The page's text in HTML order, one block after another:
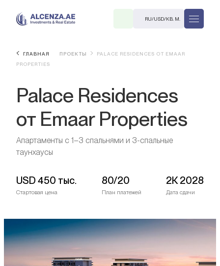
RU/USD/КВ. М.
ГЛАВНАЯ ПРОЕКТЫ
PALACE RESIDENCES ОТ EMAAR
PROPERTIES
Palace Residences
от Emaar Properties
Апартаменты с 1–3 спальнями и 3-спальные
таунхаусы
USD 450 тыс.
Стартовая цена
80/20
План платежей
2К 2028
Дата сдачи